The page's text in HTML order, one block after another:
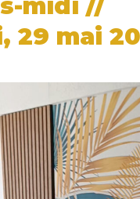
midi //
29 mai